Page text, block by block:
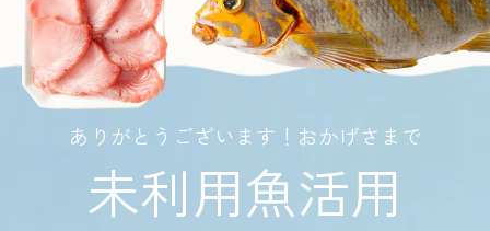
ありがとうございます！おかげさまで
未利用魚活用